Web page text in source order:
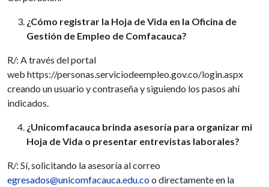
¿Cómo registrar la Hoja de Vida en la Oficina de
Gestión de Empleo de Comfacauca?
R/: A través del portal
web https://personas.serviciodeempleo.gov.co/login.aspx
creando un usuario y contraseña y siguiendo los pasos ahí
indicados.
¿Unicomfacauca brinda asesoría para organizar mi
Hoja de Vida o presentar entrevistas laborales?
R/: Sí, solicitando la asesoría al correo
egresados@unicomfacauca.edu.coo directamente en la